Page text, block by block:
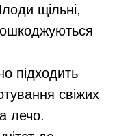
щільні,
підходить
свіжих
лечо.